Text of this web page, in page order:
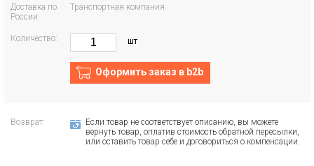
Доставка по
России:
Транспортная компания
Количество: шт
Оформить заказ в b2b
Возврат:
Если товар не соответствует описанию, вы можете
вернуть товар, оплатив стоимость обратной пересылки,
или оставить товар себе и договориться о компенсации.